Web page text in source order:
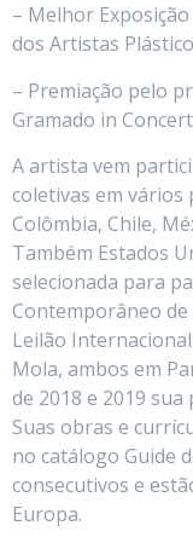
– Melhor
dos Artistas
– Premiação pelo
Gramado in
A artista vem
coletivas em vários
Colômbia, Chile,
Também Estados
selecionada para
Contemporâneo
Leilão
Mola, ambos em
de 2018 e 2019
Suas obras e
no catálogo Guide
consecutivos e
Europa.